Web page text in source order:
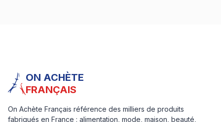
ON ACHÈTE
FRANÇAIS
On Achète Français référence des milliers de produits
fabriqués en France : alimentation, mode, maison, beauté,